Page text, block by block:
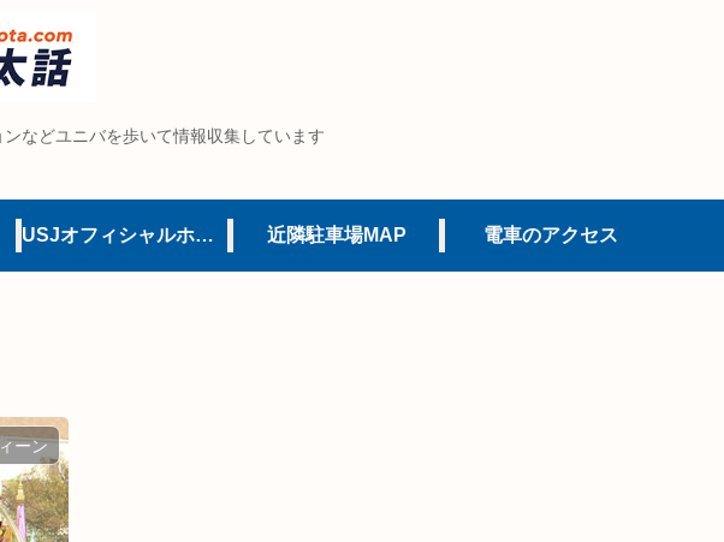
などユニバを歩いて情報収集しています
USJオフィシャルホテル 近隣駐車場MAP 電車のアクセス
ーン